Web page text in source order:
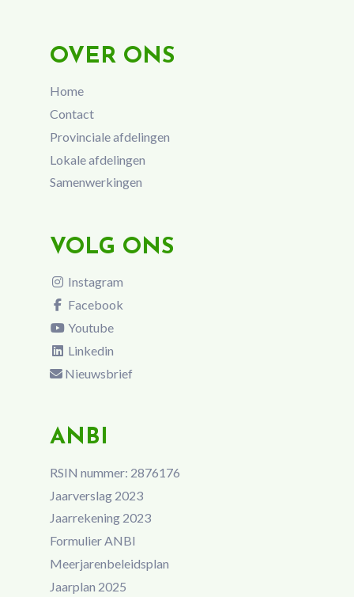
OVER ONS
Home
Contact
Provinciale afdelingen
Lokale afdelingen
Samenwerkingen
VOLG ONS
Instagram
Facebook
Youtube
Linkedin
Nieuwsbrief
ANBI
RSIN nummer: 2876176
Jaarverslag 2023
Jaarrekening 2023
Formulier ANBI
Meerjarenbeleidsplan
Jaarplan 2025